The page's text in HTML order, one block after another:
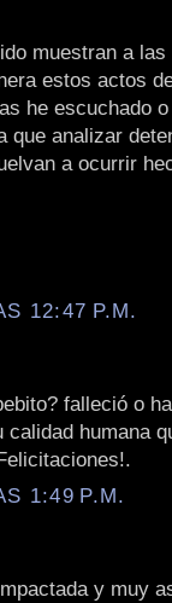
muestran a
estos actos
he escuchado
que analizar
a ocurrir
12:47 P.M.
falleció o
humana
1:49 P.M.
y muy